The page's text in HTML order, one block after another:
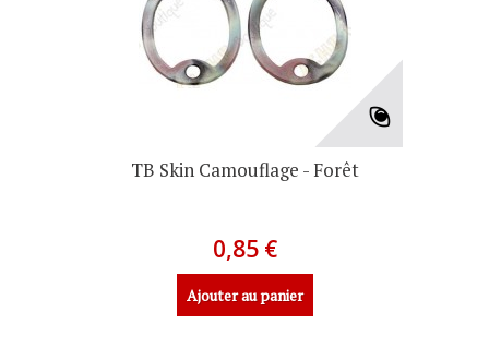
TB Skin Camouflage - Forêt
0,85 €
Ajouter au panier